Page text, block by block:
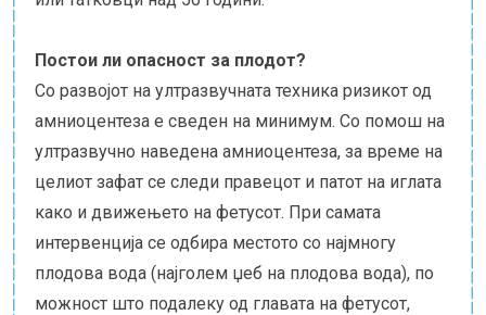
Постои ли опасност за плодот?
Со развојот на ултразвучната техника ризикот од
амниоцентеза е сведен на минимум. Со помош на
ултразвучно наведена амниоцентеза, за време на
целиот зафат се следи правецот и патот на иглата
како и движењето на фетусот. При самата
интервенција се одбира местото со најмногу
плодова вода (најголем џеб на плодова вода), по
можност што подалеку од главата на фетусот,